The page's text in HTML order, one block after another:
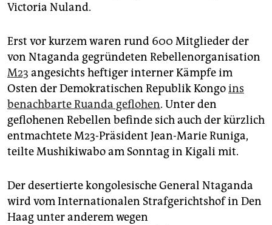
Victoria Nuland.
Erst vor kurzem waren rund 600 Mitglieder der
von Ntaganda gegründeten Rebellenorganisation
M23 angesichts heftiger interner Kämpfe im
Osten der Demokratischen Republik Kongoins
benachbarte Ruanda geflohen. Unter den
geflohenen Rebellen befinde sich auch der kürzlich
entmachtete M23-Präsident Jean-Marie Runiga,
teilte Mushikiwabo am Sonntag in Kigali mit.
Der desertierte kongolesische General Ntaganda
wird vom Internationalen Strafgerichtshof in Den
Haag unter anderem wegen